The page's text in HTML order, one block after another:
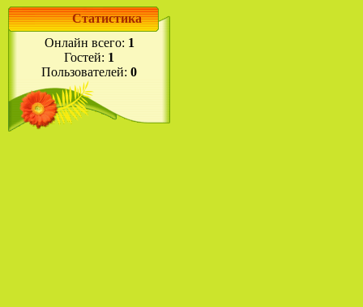
Статистика
Онлайн всего: 1
Гостей: 1
Пользователей: 0